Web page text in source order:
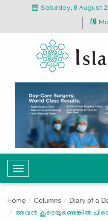
Saturday, 8 August
T
o
g
l
Home Columns Diary of a
അവൻ കൂടെയുണ്ടെങ്കിൽ